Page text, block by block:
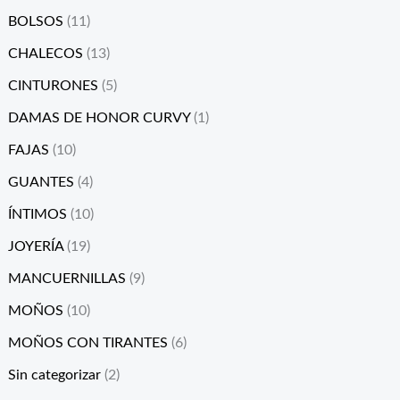
BOLSOS (11)
CHALECOS (13)
CINTURONES (5)
DAMAS DE HONOR CURVY (1)
FAJAS (10)
GUANTES (4)
ÍNTIMOS (10)
JOYERÍA (19)
MANCUERNILLAS (9)
MOÑOS (10)
MOÑOS CON TIRANTES (6)
Sin categorizar (2)